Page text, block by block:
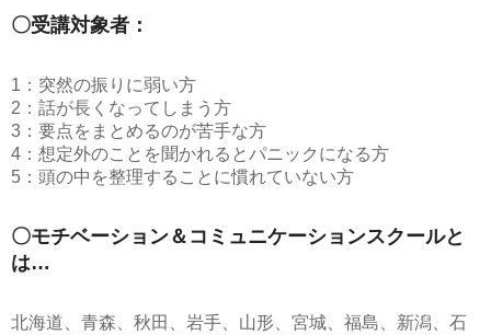
〇受講対象者：
1：突然の振りに弱い方
2：話が長くなってしまう方
3：要点をまとめるのが苦手な方
4：想定外のことを聞かれるとパニックになる方
5：頭の中を整理することに慣れていない方
〇モチベーション＆コミュニケーションスクールと
は…
北海道、青森、秋田、岩手、山形、宮城、福島、新潟、石